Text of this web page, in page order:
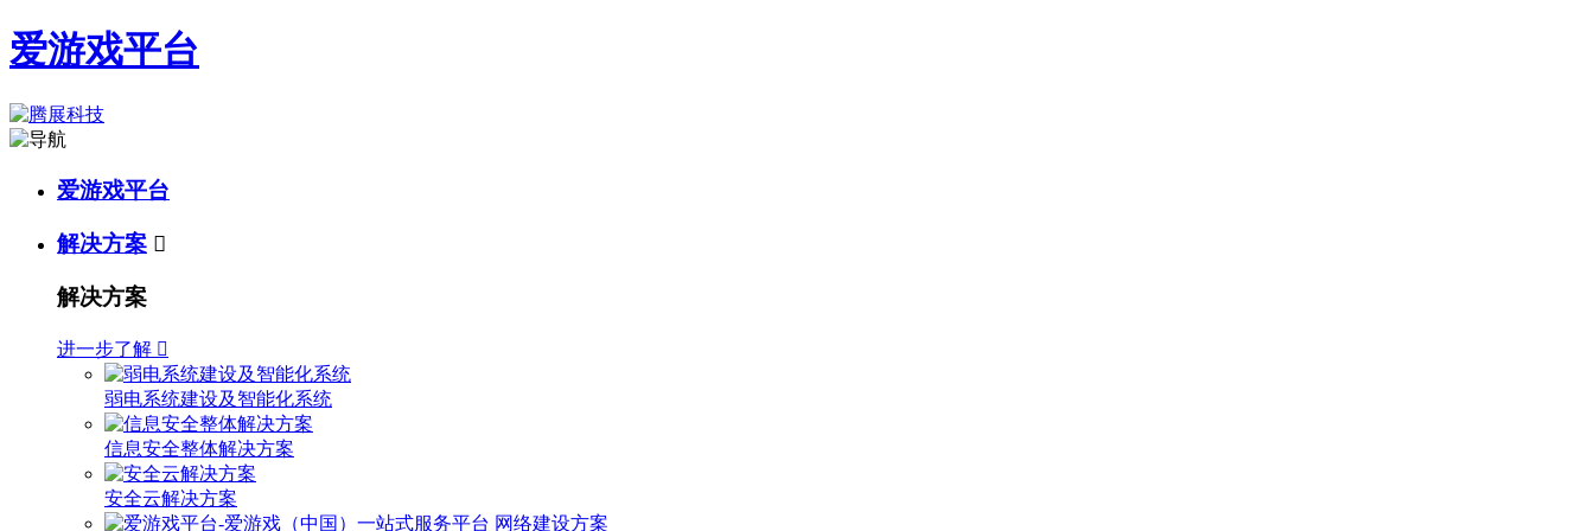
爱游戏平台
爱游戏平台
解决方案 
解决方案
进一步了解 
弱电系统建设及智能化系统
信息安全整体解决方案
安全云解决方案